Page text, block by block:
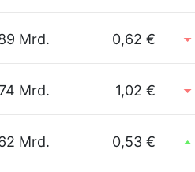
Mrd. 0,62 €
Mrd. 1,02 €
Mrd. 0,53 €